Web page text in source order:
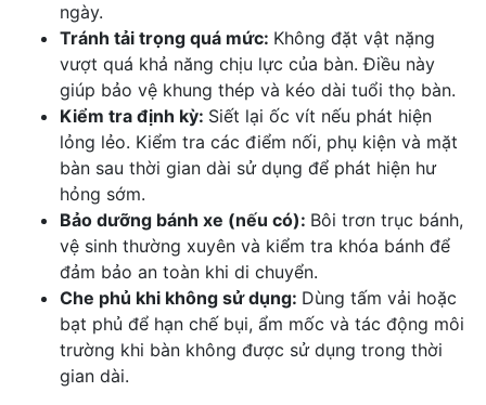
ngày.
Tránh tải trọng quá mức: Không đặt vật nặng
vượt quá khả năng chịu lực của bàn. Điều này
giúp bảo vệ khung thép và kéo dài tuổi thọ bàn.
Kiểm tra định kỳ: Siết lại ốc vít nếu phát hiện
lỏng lẻo. Kiểm tra các điểm nối, phụ kiện và mặt
bàn sau thời gian dài sử dụng để phát hiện hư
hỏng sớm.
Bảo dưỡng bánh xe (nếu có): Bôi trơn trục bánh,
vệ sinh thường xuyên và kiểm tra khóa bánh để
đảm bảo an toàn khi di chuyển.
Che phủ khi không sử dụng: Dùng tấm vải hoặc
bạt phủ để hạn chế bụi, ẩm mốc và tác động môi
trường khi bàn không được sử dụng trong thời
gian dài.